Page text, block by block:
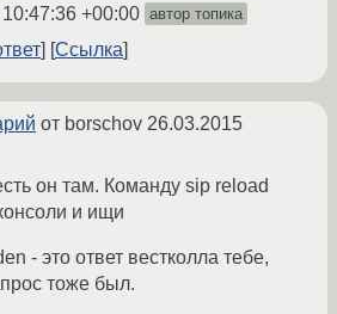
+00:00 автор топика
Ссылка
от borschov 26.03.2015
он там. Команду sip reload
и ищи
- это ответ вестколла тебе,
тоже был.